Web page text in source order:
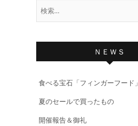
ＮＥＷＳ
食べる宝石「フィンガーフード」
夏のセールで買ったもの
開催報告＆御礼